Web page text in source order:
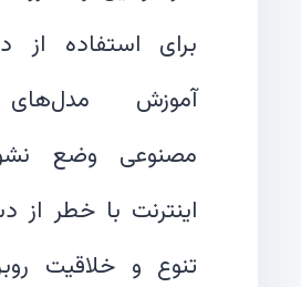
برای استفاده از
آموزش
مصنوعی وضع
اینترنت با خطر
تنوع و خلاقیت